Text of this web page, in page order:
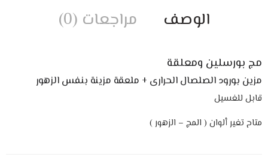
الوصف مراجعات (0)
مج بورسلين ومعلقة
مزين بورود الصلصال الحرارى + ملعقة مزينة بنفس الزهور
قابل للغسيل
متاح تغير ألوان ( المج – الزهور )